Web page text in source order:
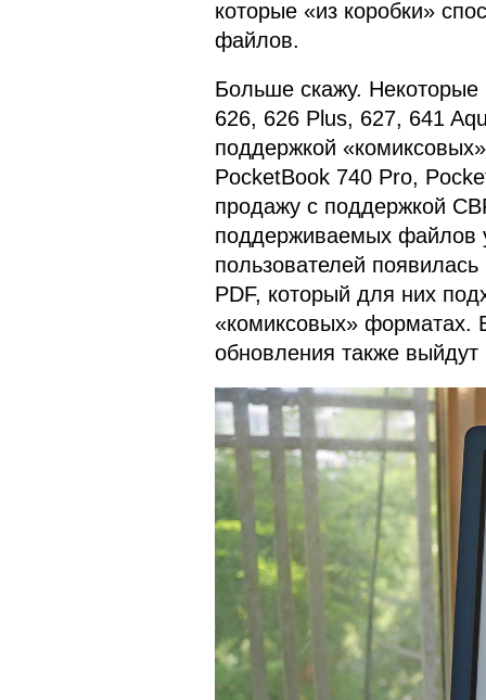
которые «из коробки»
файлов.
Больше скажу.
626, 626 Plus, 627, 641
поддержкой
PocketBook 740 Pro,
продажу с поддержкой
поддерживаемых файлов
пользователей
PDF, который для них
«комиксовых» форматах.
обновления также